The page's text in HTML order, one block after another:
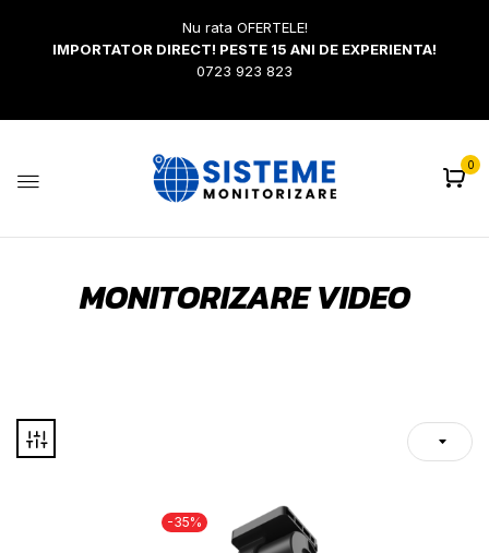
Nu rata OFERTELE!
IMPORTATOR DIRECT! PESTE 15 ANI DE EXPERIENTA!
0723 923 823
0
MONITORIZARE VIDEO
-35%